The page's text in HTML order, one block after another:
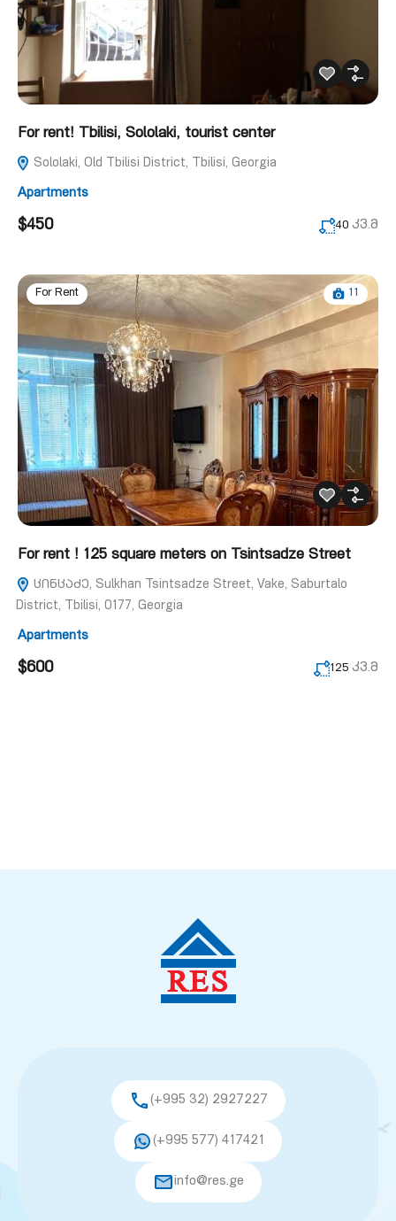
For rent! Tbilisi, Sololaki, tourist center
Sololaki, Old Tbilisi District, Tbilisi, Georgia
Apartments
$450 40 კვ.მ
For Rent 11
For rent ! 125 square meters on Tsintsadze Street
ცინცაძე, Sulkhan Tsintsadze Street, Vake, Saburtalo
District, Tbilisi, 0177, Georgia
Apartments
$600 125 კვ.მ
(+995 32) 2927227
(+995 577) 417421
info@res.ge